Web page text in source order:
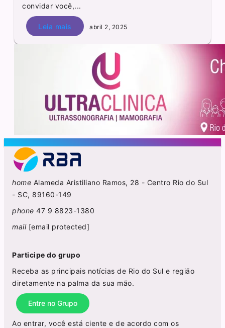
convidar você,...
Leia mais abril 2, 2025
home Alameda Aristiliano Ramos, 28 - Centro Rio do Sul
- SC, 89160-149
phone 47 9 8823-1380
mail [email protected]
Participe do grupo
Receba as principais notícias de Rio do Sul e região
diretamente na palma da sua mão.
Entre no Grupo
Ao entrar, você está ciente e de acordo com os